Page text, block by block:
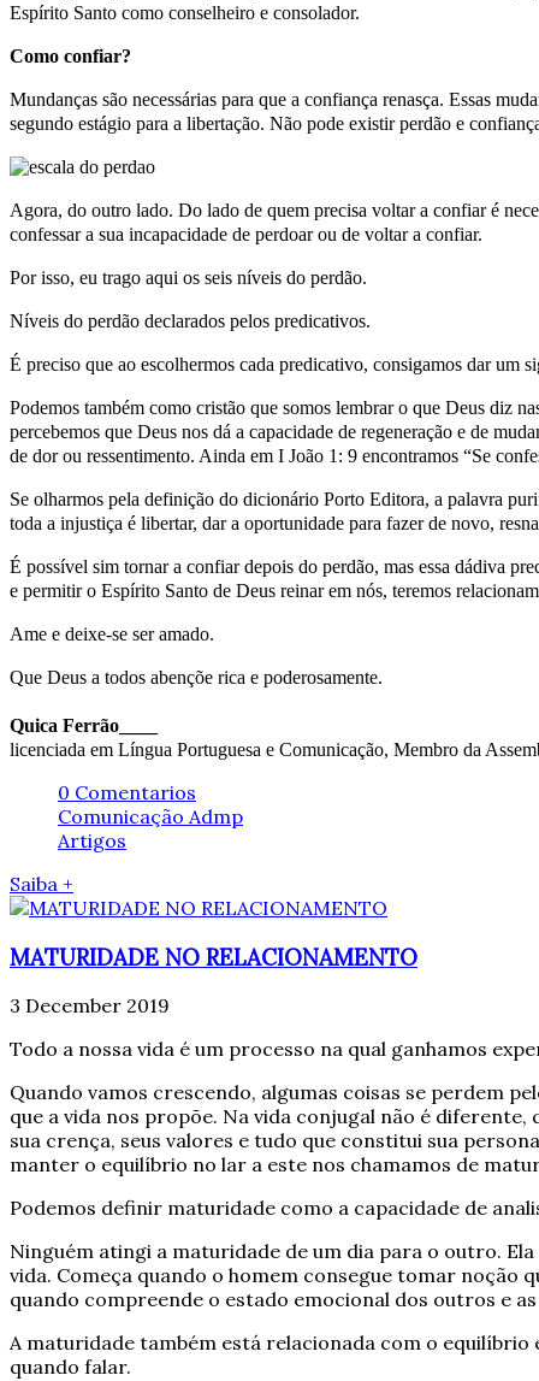
Espírito Santo como conselheiro e consolador.
Como confiar?
Mundanças são necessárias para que a confiança renasça. Essas
segundo estágio para a libertação. Não pode existir perdão e
Agora, do outro lado. Do lado de quem precisa voltar a confiar é
confessar a sua incapacidade de perdoar ou de voltar a confiar.
Por isso, eu trago aqui os seis níveis do perdão.
Níveis do perdão declarados pelos predicativos.
É preciso que ao escolhermos cada predicativo, consigamos dar um
Podemos também como cristão que somos lembrar o que Deus diz
percebemos que Deus nos dá a capacidade de regeneração e de
de dor ou ressentimento. Ainda em I João 1: 9 encontramos “Se
Se olharmos pela definição do dicionário Porto Editora, a palavra
toda a injustiça é libertar, dar a oportunidade para fazer de novo,
É possível sim tornar a confiar depois do perdão, mas essa dádiva
e permitir o Espírito Santo de Deus reinar em nós, teremos
Ame e deixe-se ser amado.
Que Deus a todos abençõe rica e poderosamente.
Quica Ferrão____
licenciada em Língua Portuguesa e Comunicação, Membro da
0 Comentarios
Comunicação Admp
Artigos
Saiba +
MATURIDADE NO RELACIONAMENTO
3 December 2019
Todo a nossa vida é um processo na qual ganhamos
Quando vamos crescendo, algumas coisas se perdem
que a vida nos propõe. Na vida conjugal não é
sua crença, seus valores e tudo que constitui sua
manter o equilíbrio no lar a este nos chamamos de
Podemos definir maturidade como a capacidade de
Ninguém atingi a maturidade de um dia para o outro.
vida. Começa quando o homem consegue tomar noção
quando compreende o estado emocional dos outros e
A maturidade também está relacionada com o
quando falar.